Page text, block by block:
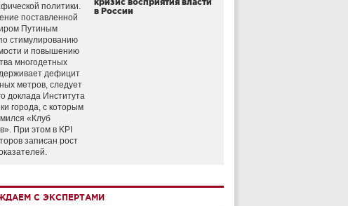
политики.
поставленной
Путиным
стимулированию
и повышению
многодетных
дефицит
метров, следует
доклада Института
города, с которым
«Клуб
При этом в KPI
записан рост
в России
С ЭКСПЕРТАМИ